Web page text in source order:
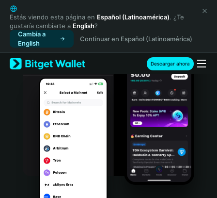
English
日本語
Tiếng Việt
Русский
Español (Latinoamérica)
Türkçe
Italiano
Português (Portugal)
Bahasa Indonesia
Estás viendo esta página en Español (Latinoamérica). ¿Te
gustaría cambiarte a English?
Cambia a
English
Continuar en Español (Latinoamérica)
Descargar ahora